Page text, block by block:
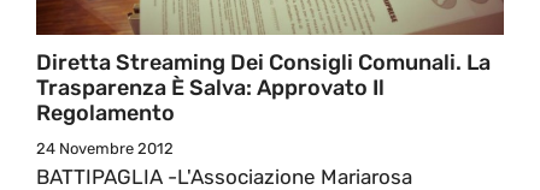
Diretta Streaming Dei Consigli Comunali. La
Trasparenza È Salva: Approvato Il
Regolamento
24 Novembre 2012
BATTIPAGLIA -L'Associazione Mariarosa